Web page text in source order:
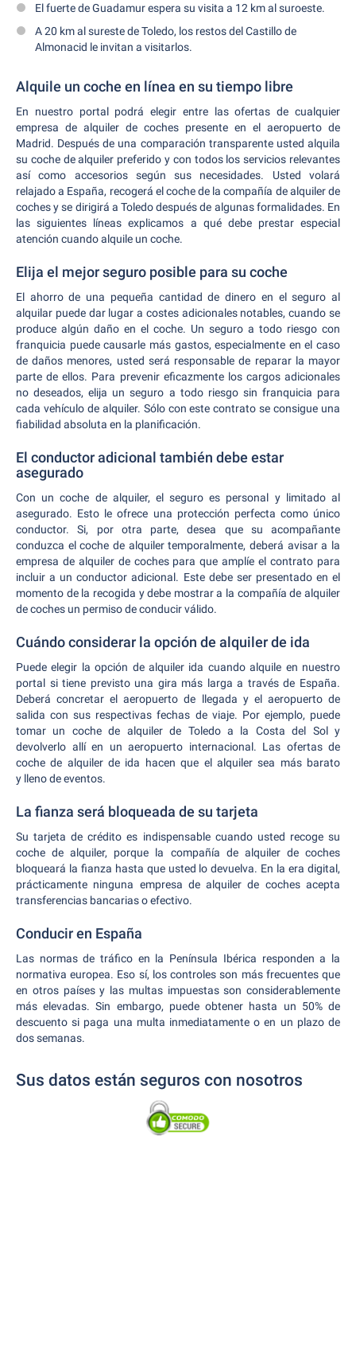
El fuerte de Guadamur espera su visita a 12 km al suroeste.
A 20 km al sureste de Toledo, los restos del Castillo de
Almonacid le invitan a visitarlos.
Alquile un coche en línea en su tiempo libre
En nuestro portal podrá elegir entre las ofertas de cualquier
empresa de alquiler de coches presente en el aeropuerto de
Madrid. Después de una comparación transparente usted alquila
su coche de alquiler preferido y con todos los servicios relevantes
así como accesorios según sus necesidades. Usted volará
relajado a España, recogerá el coche de la compañía de alquiler de
coches y se dirigirá a Toledo después de algunas formalidades. En
las siguientes líneas explicamos a qué debe prestar especial
atención cuando alquile un coche.
Elija el mejor seguro posible para su coche
El ahorro de una pequeña cantidad de dinero en el seguro al
alquilar puede dar lugar a costes adicionales notables, cuando se
produce algún daño en el coche. Un seguro a todo riesgo con
franquicia puede causarle más gastos, especialmente en el caso
de daños menores, usted será responsable de reparar la mayor
parte de ellos. Para prevenir eficazmente los cargos adicionales
no deseados, elija un seguro a todo riesgo sin franquicia para
cada vehículo de alquiler. Sólo con este contrato se consigue una
fiabilidad absoluta en la planificación.
El conductor adicional también debe estar
asegurado
Con un coche de alquiler, el seguro es personal y limitado al
asegurado. Esto le ofrece una protección perfecta como único
conductor. Si, por otra parte, desea que su acompañante
conduzca el coche de alquiler temporalmente, deberá avisar a la
empresa de alquiler de coches para que amplíe el contrato para
incluir a un conductor adicional. Este debe ser presentado en el
momento de la recogida y debe mostrar a la compañía de alquiler
de coches un permiso de conducir válido.
Cuándo considerar la opción de alquiler de ida
Puede elegir la opción de alquiler ida cuando alquile en nuestro
portal si tiene previsto una gira más larga a través de España.
Deberá concretar el aeropuerto de llegada y el aeropuerto de
salida con sus respectivas fechas de viaje. Por ejemplo, puede
tomar un coche de alquiler de Toledo a la Costa del Sol y
devolverlo allí en un aeropuerto internacional. Las ofertas de
coche de alquiler de ida hacen que el alquiler sea más barato
y lleno de eventos.
La fianza será bloqueada de su tarjeta
Su tarjeta de crédito es indispensable cuando usted recoge su
coche de alquiler, porque la compañía de alquiler de coches
bloqueará la fianza hasta que usted lo devuelva. En la era digital,
prácticamente ninguna empresa de alquiler de coches acepta
transferencias bancarias o efectivo.
Conducir en España
Las normas de tráfico en la Península Ibérica responden a la
normativa europea. Eso sí, los controles son más frecuentes que
en otros países y las multas impuestas son considerablemente
más elevadas. Sin embargo, puede obtener hasta un 50% de
descuento si paga una multa inmediatamente o en un plazo de
dos semanas.
Sus datos están seguros con nosotros